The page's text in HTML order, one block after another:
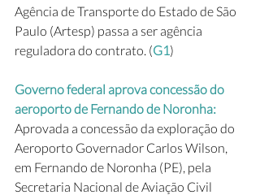
Agência de Transporte do Estado de São
Paulo (Artesp) passa a ser agência
reguladora do contrato. (G1)
Governo federal aprova concessão do
aeroporto de Fernando de Noronha:
Aprovada a concessão da exploração do
Aeroporto Governador Carlos Wilson,
em Fernando de Noronha (PE), pela
Secretaria Nacional de Aviação Civil